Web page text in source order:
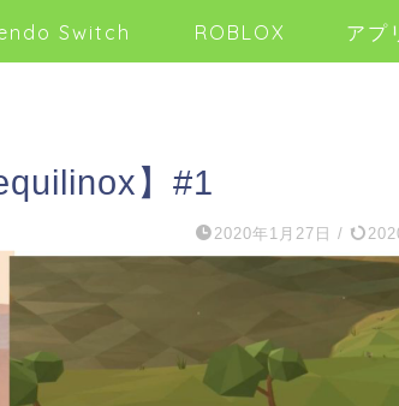
Switch ROBLOX アプ
】#1
2020年1月27日 /